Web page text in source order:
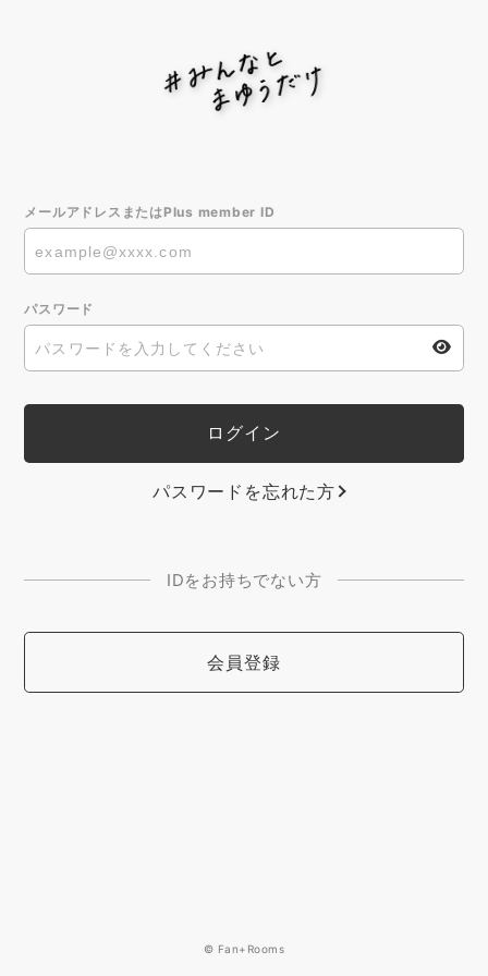
メールアドレスまたはPlus member ID
パスワード
パスワードを忘れた方
IDをお持ちでない方
会員登録
© Fan+Rooms